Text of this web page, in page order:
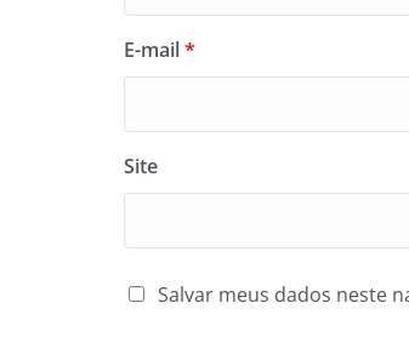
E-mail*
Site
Salvar meus dados neste